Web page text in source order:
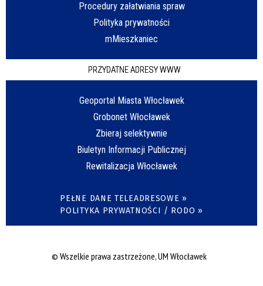
Procedury załatwiania spraw
Polityka prywatności
mMieszkaniec
PRZYDATNE ADRESY WWW
Geoportal Miasta Włocławek
Grobonet Włocławek
Zbieraj selektywnie
Biuletyn Informacji Publicznej
Rewitalizacja Włocławek
PEŁNE DANE TELEADRESOWE »
POLITYKA PRYWATNOŚCI / RODO »
© Wszelkie prawa zastrzeżone, UM Włocławek